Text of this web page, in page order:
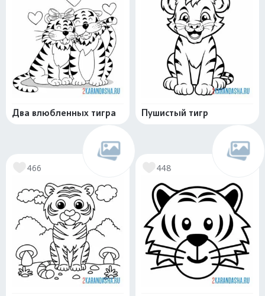
Два влюбленных тигра Пушистый тигр
466 448